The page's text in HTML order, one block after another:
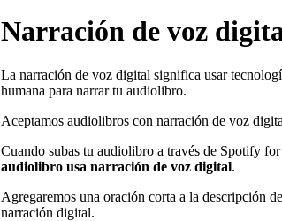
Narración de voz
La narración de voz digital significa usar
humana para narrar tu audiolibro.
Aceptamos audiolibros con narración de voz
Cuando subas tu audiolibro a través de Spotify
audiolibro usa narración de voz digital.
Agregaremos una oración corta a la descripción
narración digital.